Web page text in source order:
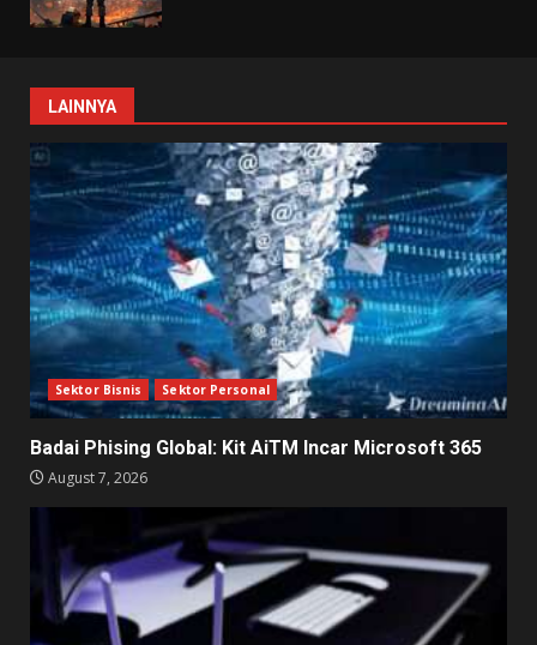
LAINNYA
Sektor Bisnis Sektor Personal
Badai Phising Global: Kit AiTM Incar Microsoft 365
August 7, 2026